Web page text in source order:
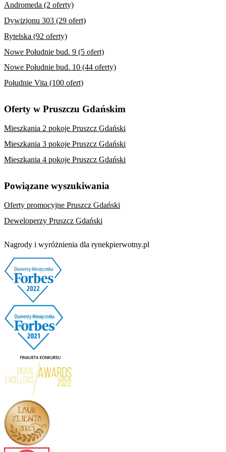
Andromeda (2 oferty)
Dywizjonu 303 (29 ofert)
Rytelska (92 oferty)
Nowe Południe bud. 9 (5 ofert)
Nowe Południe bud. 10 (44 oferty)
Południe Vita (100 ofert)
Oferty w Pruszczu Gdańskim
Mieszkania 2 pokoje Pruszcz Gdański
Mieszkania 3 pokoje Pruszcz Gdański
Mieszkania 4 pokoje Pruszcz Gdański
Powiązane wyszukiwania
Oferty promocyjne Pruszcz Gdański
Deweloperzy Pruszcz Gdański
Nagrody i wyróżnienia dla rynekpierwotny.pl